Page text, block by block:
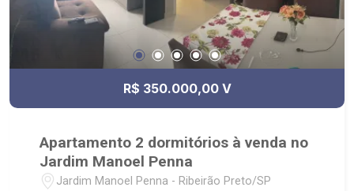
R$ 350.000,00 V
Apartamento 2 dormitórios à venda no
Jardim Manoel Penna
Jardim Manoel Penna - Ribeirão Preto/SP